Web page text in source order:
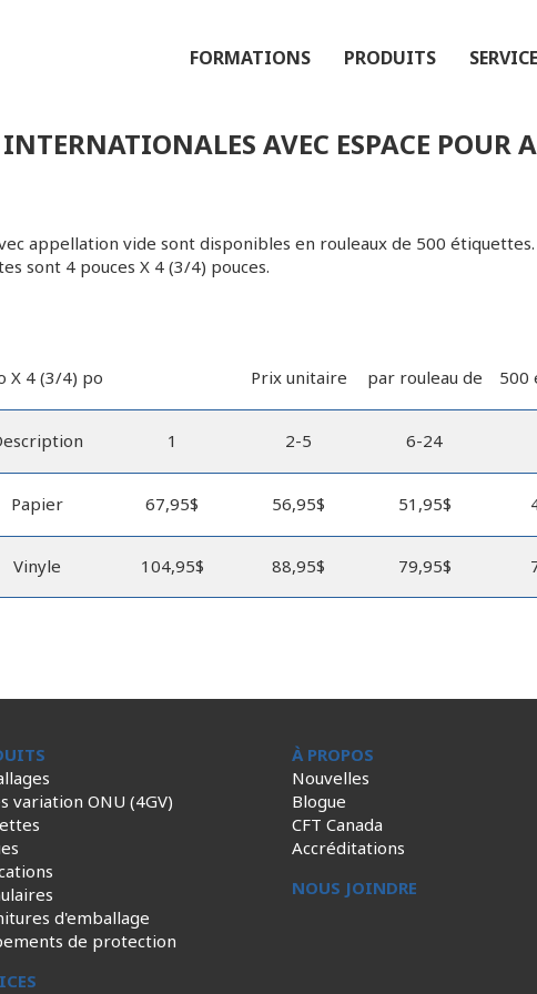
FORMATIONS PRODUITS
AVEC ESPACE POUR
appellation vide sont disponibles en rouleaux de 500
sont 4 pouces X 4 (3/4) pouces.
X 4 (3/4) po Prix unitaire par rouleau de 500
1 2-5 6-24
Papier 67,95$ 56,95$ 51,95$
Vinyle 104,95$ 88,95$ 79,95$
variation ONU (4GV)
d'emballage
de protection
À PROPOS
Nouvelles
Blogue
CFT Canada
Accréditations
NOUS JOINDRE